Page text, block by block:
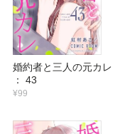
婚約者と三人の元カレ
： 43
¥99